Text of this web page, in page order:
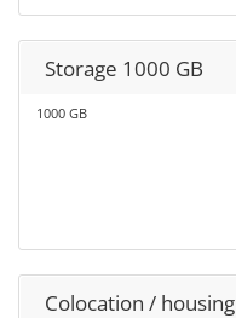
Storage 1000 GB
1000 GB
Colocation / housing